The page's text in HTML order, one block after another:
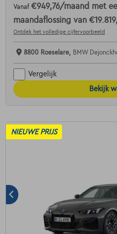
Vanaf €949,76/maand met
maandaflossing van
Ontdek het volledige cijfervoorbeeld
8800 Roeselare, BMW
Vergelijk
Bekijk
NIEUWE PRIJS